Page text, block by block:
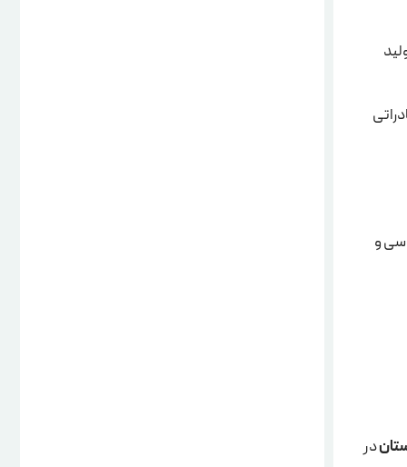
چوب صادراتی
مسائل سیاسی و
در